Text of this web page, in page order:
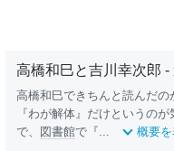
高橋和巳と吉川幸次郎 -
高橋和巳できちんと読んだの
『わが解体』だけというの
で、
図書館で『... 概要